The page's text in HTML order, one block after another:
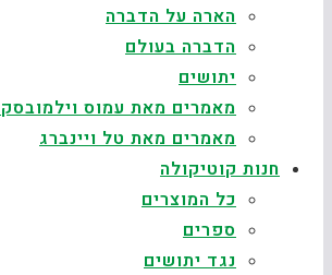
הארה על הדברה
הדברה בעולם
יתושים
מאמרים מאת עמוס
מאמרים מאת טל ויינברג
חנות קוטיקולה
כל המוצרים
ספרים
נגד יתושים